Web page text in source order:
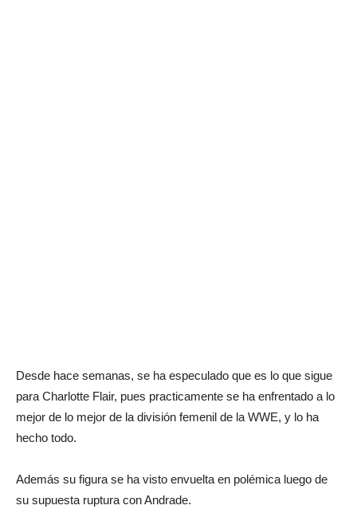
Desde hace semanas, se ha especulado que es lo que sigue
para Charlotte Flair, pues practicamente se ha enfrentado a lo
mejor de lo mejor de la división femenil de la WWE, y lo ha
hecho todo.
Además su figura se ha visto envuelta en polémica luego de
su supuesta ruptura con Andrade.